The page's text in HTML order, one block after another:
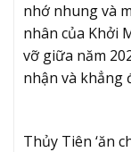
nhớ nhung và
nhân của Khởi
vỡ giữa năm
nhận và khẳng
Thủy Tiên ‘ăn